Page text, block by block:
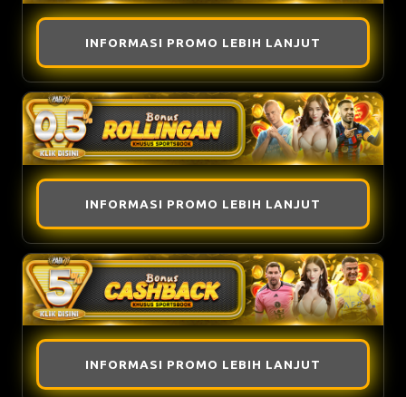
INFORMASI PROMO LEBIH LANJUT
INFORMASI PROMO LEBIH LANJUT
INFORMASI PROMO LEBIH LANJUT